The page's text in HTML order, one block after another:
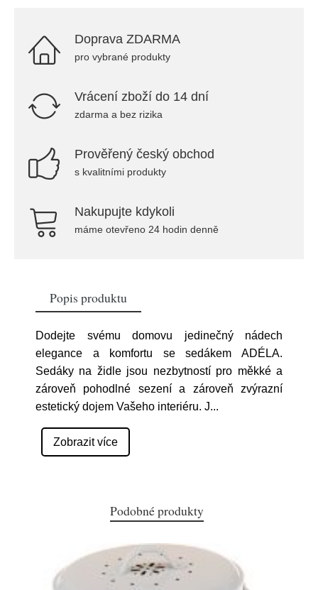
Doprava ZDARMA
pro vybrané produkty
Vrácení zboží do 14 dní
zdarma a bez rizika
Prověřený český obchod
s kvalitními produkty
Nakupujte kdykoli
máme otevřeno 24 hodin denně
Popis produktu
Dodejte svému domovu jedinečný nádech
elegance a komfortu se sedákem ADÉLA.
Sedáky na židle jsou nezbytností pro měkké a
zároveň pohodlné sezení a zároveň zvýrazní
estetický dojem Vašeho interiéru. J...
Zobrazit více
Podobné produkty